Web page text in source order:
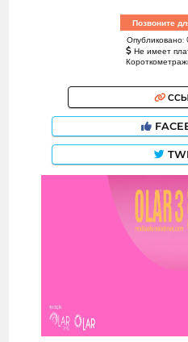
Позвоните
Не имеет